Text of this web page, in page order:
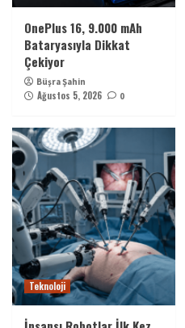
OnePlus 16, 9.000 mAh
Bataryasıyla Dikkat
Çekiyor
Büşra Şahin
Ağustos 5, 2026 0
Teknoloji